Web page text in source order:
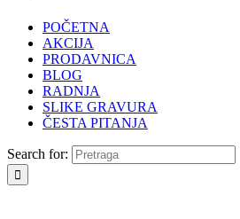
POČETNA
AKCIJA
PRODAVNICA
BLOG
RADNJA
SLIKE GRAVURA
ČESTA PITANJA
Search for: